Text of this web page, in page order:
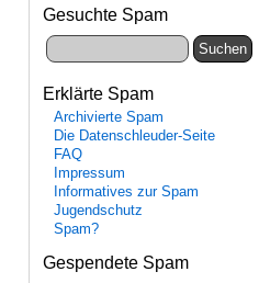
Gesuchte Spam
Erklärte Spam
Archivierte Spam
Die Datenschleuder-Seite
FAQ
Impressum
Informatives zur Spam
Jugendschutz
Spam?
Gespendete Spam